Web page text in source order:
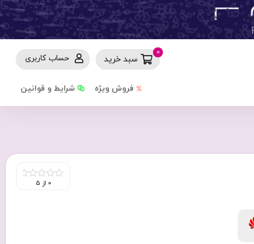
حساب کاربری سبد خرید
0
شرایط و قوانین فروش ویژه
0 از 5